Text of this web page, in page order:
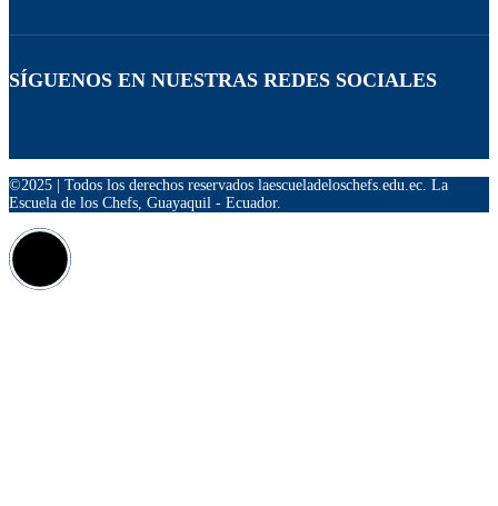
SÍGUENOS EN NUESTRAS REDES SOCIALES
©2025 | Todos los derechos reservados laescueladeloschefs.edu.ec. La
Escuela de los Chefs, Guayaquil - Ecuador.